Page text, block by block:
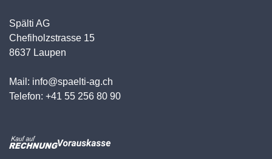
Spälti AG
Chefiholzstrasse 15
8637 Laupen
Mail: info@spaelti-ag.ch
Telefon: +41 55 256 80 90